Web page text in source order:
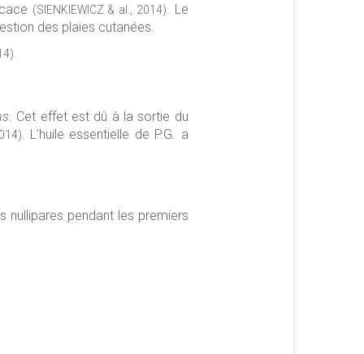
(SIENKIEWICZ & al., 2014)
. Le
des plaies cutanées.
. Cet effet est dû à la sortie du
. L’huile essentielle de P.G. a
nullipares pendant les premiers